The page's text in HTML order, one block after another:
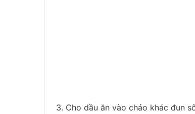
Cho dầu ăn vào chảo khác đun